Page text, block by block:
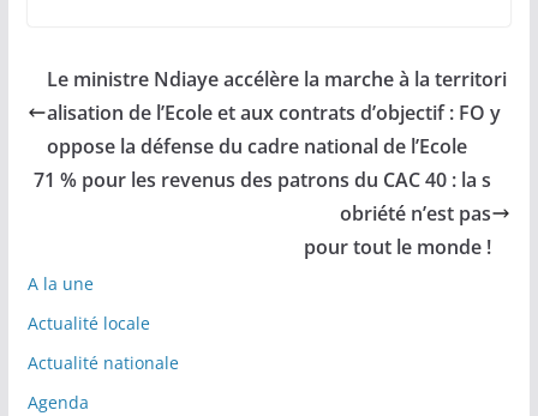
Le ministre Ndiaye accélère la marche à la territori
alisation de l’Ecole et aux contrats d’objectif : FO y
oppose la défense du cadre national de l’Ecole
71 % pour les revenus des patrons du CAC 40 : la s
obriété n’est pas
pour tout le monde !
A la une
Actualité locale
Actualité nationale
Agenda